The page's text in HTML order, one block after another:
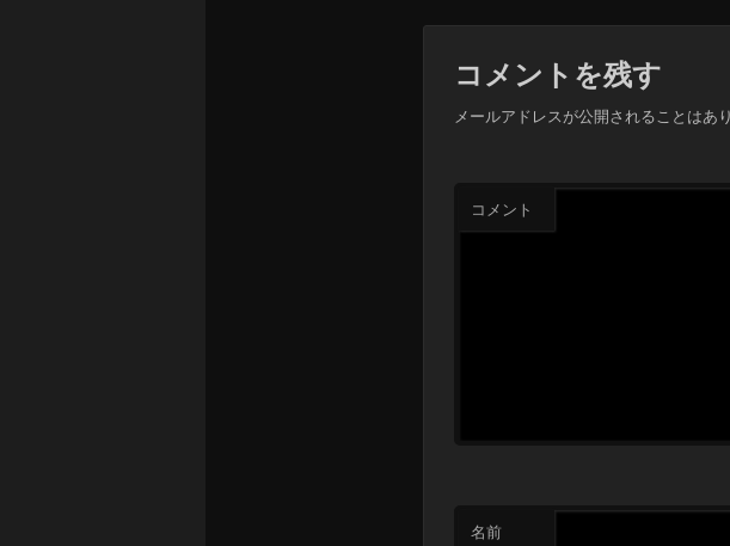
コメントを残す
メールアドレスが公開されることはあ
コメント
名前